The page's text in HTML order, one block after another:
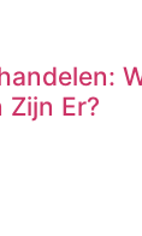
Er?